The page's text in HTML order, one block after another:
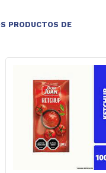
PRODUCTOS DE